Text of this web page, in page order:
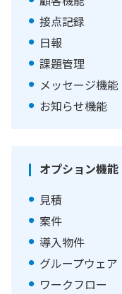
接点記録
日報
課題管理
メッセージ機能
お知らせ機能
オプション機能
見積
案件
導入物件
グループウェア
ワークフロー